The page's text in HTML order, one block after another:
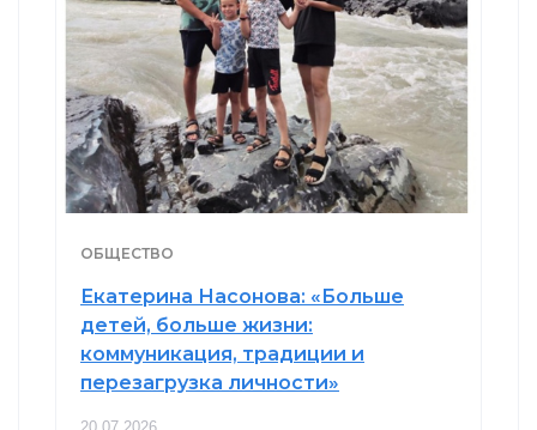
ОБЩЕСТВО
Екатерина Насонова: «Больше
детей, больше жизни:
коммуникация, традиции и
перезагрузка личности»